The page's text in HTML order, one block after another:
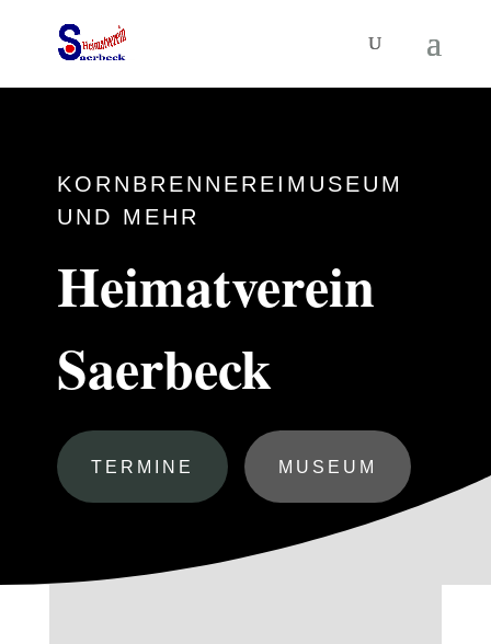
KORNBRENNEREIMUSEUM
UND MEHR
Heimatverein
Saerbeck
TERMINE MUSEUM